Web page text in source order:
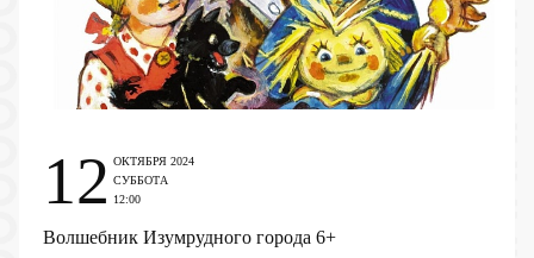
Волшебник Изумрудного города 6+
12 ОКТЯБРЯ 2024
СУББОТА
12:00